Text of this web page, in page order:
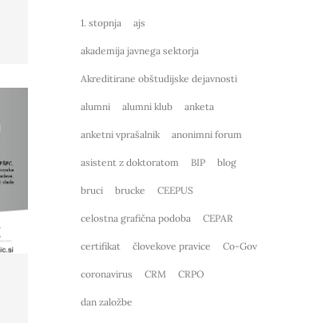
1. stopnja ajs
akademija javnega sektorja
Akreditirane obštudijske dejavnosti
alumni alumni klub anketa
anketni vprašalnik anonimni forum
asistent z doktoratom BIP blog
bruci brucke CEEPUS
celostna grafična podoba CEPAR
certifikat človekove pravice Co-Gov
coronavirus CRM CRPO
dan založbe